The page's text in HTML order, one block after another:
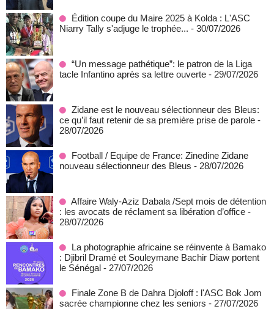
Édition coupe du Maire 2025 à Kolda : L'ASC
Niarry Tally s'adjuge le trophée... - 30/07/2026
“Un message pathétique”: le patron de la Liga
tacle Infantino après sa lettre ouverte - 29/07/2026
Zidane est le nouveau sélectionneur des Bleus:
ce qu’il faut retenir de sa première prise de parole -
28/07/2026
Football / Equipe de France: Zinedine Zidane
nouveau sélectionneur des Bleus - 28/07/2026
Affaire Waly-Aziz Dabala /Sept mois de détention
: les avocats de réclament sa libération d’office -
28/07/2026
La photographie africaine se réinvente à Bamako
: Djibril Dramé et Souleymane Bachir Diaw portent
le Sénégal - 27/07/2026
Finale Zone B de Dahra Djoloff : l'ASC Bok Jom
sacrée championne chez les seniors - 27/07/2026